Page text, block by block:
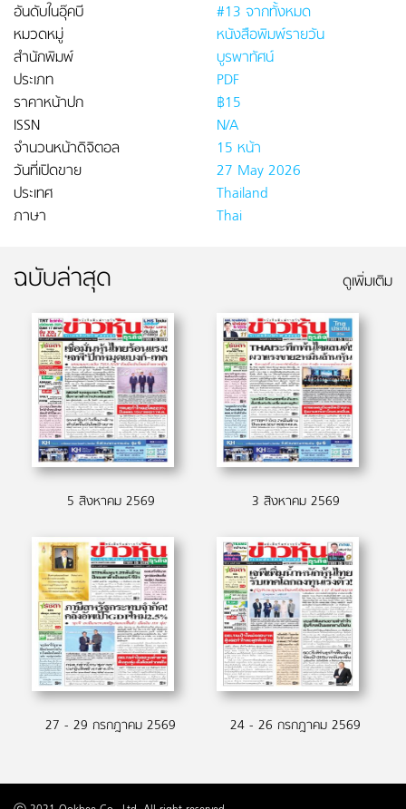
อันดับในอุ๊คบี
#13 จากทั้งหมด
หมวดหมู่
หนังสือพิมพ์รายวัน
สำนักพิมพ์
บูรพาทัศน์
ประเภท
PDF
ราคาหน้าปก
฿15
ISSN
N/A
จำนวนหน้าดิจิตอล
15 หน้า
วันที่เปิดขาย
27 May 2026
ประเทศ
Thailand
ภาษา
Thai
ฉบับล่าสุด ดูเพิ่มเติม
5 สิงหาคม 2569 3 สิงหาคม 2569
27 - 29 กรกฎาคม 2569 24 - 26 กรกฎาคม 2569